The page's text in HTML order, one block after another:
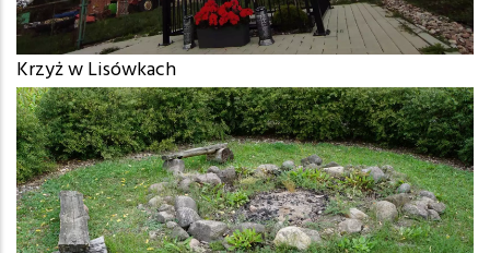
Krzyż w Lisówkach